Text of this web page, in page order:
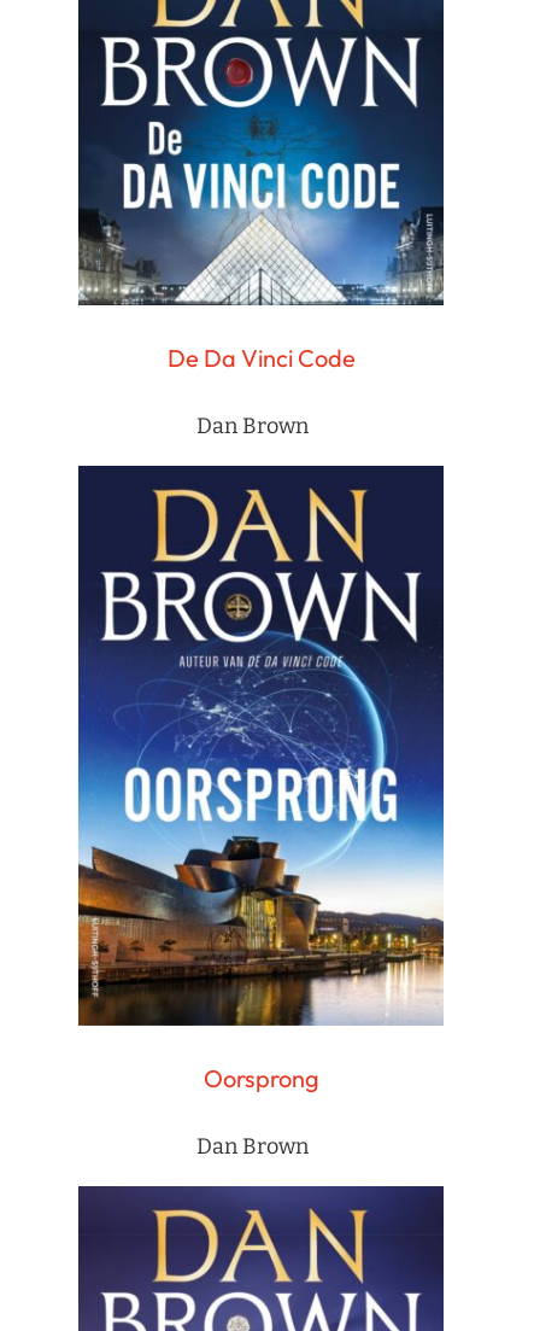
De Da Vinci Code
Dan Brown
Oorsprong
Dan Brown